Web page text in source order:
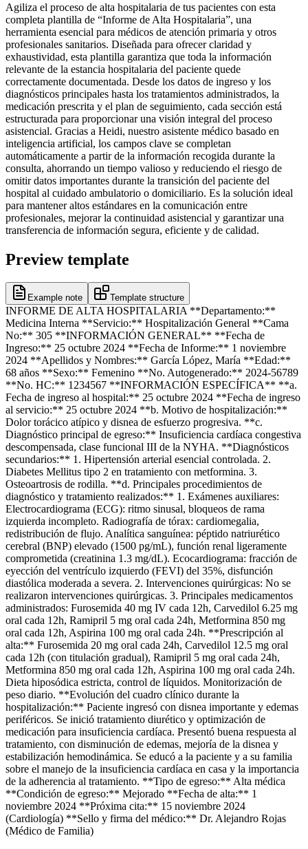
Agiliza el proceso de alta hospitalaria de tus pacientes con esta
completa plantilla de “Informe de Alta Hospitalaria”, una
herramienta esencial para médicos de atención primaria y otros
profesionales sanitarios. Diseñada para ofrecer claridad y
exhaustividad, esta plantilla garantiza que toda la información
relevante de la estancia hospitalaria del paciente quede
correctamente documentada. Desde los datos de ingreso y los
diagnósticos principales hasta los tratamientos administrados, la
medicación prescrita y el plan de seguimiento, cada sección está
estructurada para proporcionar una visión integral del proceso
asistencial. Gracias a Heidi, nuestro asistente médico basado en
inteligencia artificial, los campos clave se completan
automáticamente a partir de la información recogida durante la
consulta, ahorrando un tiempo valioso y reduciendo el riesgo de
omitir datos importantes durante la transición del paciente del
hospital al cuidado ambulatorio o domiciliario. Es la solución ideal
para mantener altos estándares en la comunicación entre
profesionales, mejorar la continuidad asistencial y garantizar una
transferencia de información segura, eficiente y de calidad.
Preview template
Example note Template structure
INFORME DE ALTA HOSPITALARIA **Departamento:**
Medicina Interna **Servicio:** Hospitalización General **Cama
No:** 305 **INFORMACIÓN GENERAL** **Fecha de
Ingreso:** 25 octubre 2024 **Fecha de Informe:** 1 noviembre
2024 **Apellidos y Nombres:** García López, María **Edad:**
68 años **Sexo:** Femenino **No. Autogenerado:** 2024-56789
**No. HC:** 1234567 **INFORMACIÓN ESPECÍFICA** **a.
Fecha de ingreso al hospital:** 25 octubre 2024 **Fecha de ingreso
al servicio:** 25 octubre 2024 **b. Motivo de hospitalización:**
Dolor torácico atípico y disnea de esfuerzo progresiva. **c.
Diagnóstico principal de egreso:** Insuficiencia cardíaca congestiva
descompensada, clase funcional III de la NYHA. **Diagnósticos
secundarios:** 1. Hipertensión arterial esencial controlada. 2.
Diabetes Mellitus tipo 2 en tratamiento con metformina. 3.
Osteoartrosis de rodilla. **d. Principales procedimientos de
diagnóstico y tratamiento realizados:** 1. Exámenes auxiliares:
Electrocardiograma (ECG): ritmo sinusal, bloqueos de rama
izquierda incompleto. Radiografía de tórax: cardiomegalia,
redistribución de flujo. Analítica sanguínea: péptido natriurético
cerebral (BNP) elevado (1500 pg/mL), función renal ligeramente
comprometida (creatinina 1.3 mg/dL). Ecocardiograma: fracción de
eyección del ventrículo izquierdo (FEVI) del 35%, disfunción
diastólica moderada a severa. 2. Intervenciones quirúrgicas: No se
realizaron intervenciones quirúrgicas. 3. Principales medicamentos
administrados: Furosemida 40 mg IV cada 12h, Carvedilol 6.25 mg
oral cada 12h, Ramipril 5 mg oral cada 24h, Metformina 850 mg
oral cada 12h, Aspirina 100 mg oral cada 24h. **Prescripción al
alta:** Furosemida 20 mg oral cada 24h, Carvedilol 12.5 mg oral
cada 12h (con titulación gradual), Ramipril 5 mg oral cada 24h,
Metformina 850 mg oral cada 12h, Aspirina 100 mg oral cada 24h.
Dieta hiposódica estricta, control de líquidos. Monitorización de
peso diario. **Evolución del cuadro clínico durante la
hospitalización:** Paciente ingresó con disnea importante y edemas
periféricos. Se inició tratamiento diurético y optimización de
medicación para insuficiencia cardíaca. Presentó buena respuesta al
tratamiento, con disminución de edemas, mejoría de la disnea y
estabilización hemodinámica. Se educó a la paciente y a su familia
sobre el manejo de la insuficiencia cardíaca en casa y la importancia
de la adherencia al tratamiento. **Tipo de egreso:** Alta médica
**Condición de egreso:** Mejorado **Fecha de alta:** 1
noviembre 2024 **Próxima cita:** 15 noviembre 2024
(Cardiología) **Sello y firma del médico:** Dr. Alejandro Rojas
(Médico de Familia)